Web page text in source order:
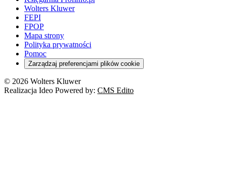
Wolters Kluwer
FEPI
FPOP
Mapa strony
Polityka prywatności
Pomoc
Zarządzaj preferencjami plików cookie
© 2026 Wolters Kluwer
Realizacja Ideo Powered by: CMS Edito